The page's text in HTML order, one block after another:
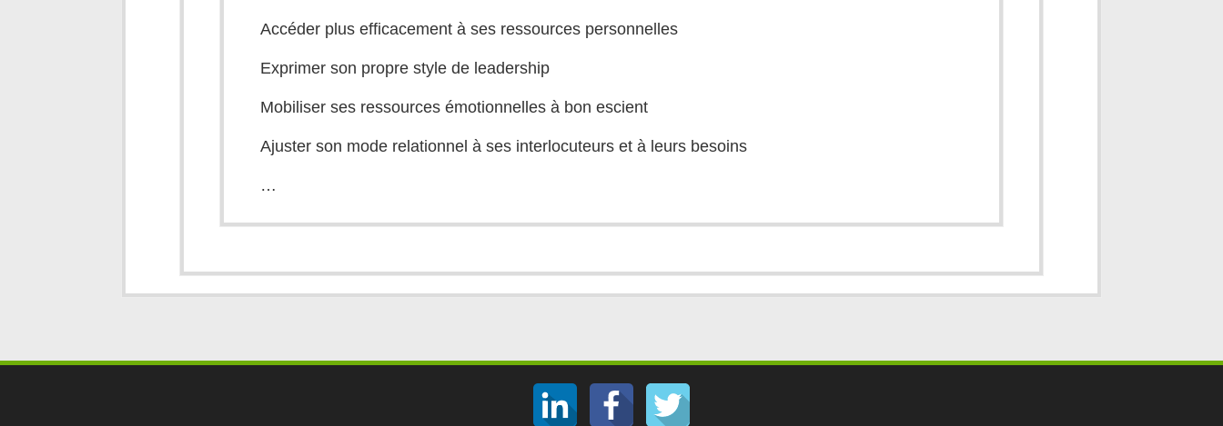
Accéder plus efficacement à ses ressources personnelles
Exprimer son propre style de leadership
Mobiliser ses ressources émotionnelles à bon escient
Ajuster son mode relationnel à ses interlocuteurs et à leurs besoins
…